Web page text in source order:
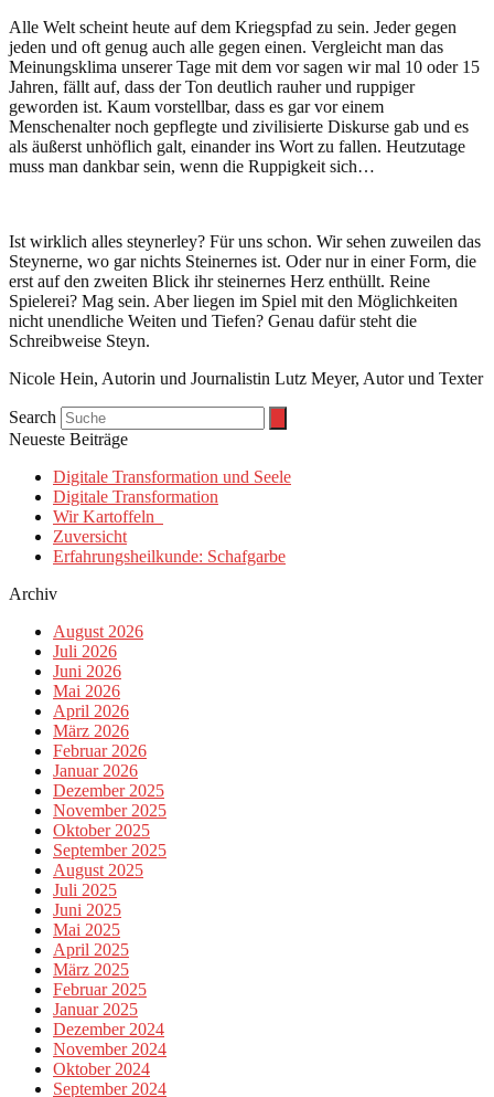
Alle Welt scheint heute auf dem Kriegspfad zu sein. Jeder gegen
jeden und oft genug auch alle gegen einen. Vergleicht man das
Meinungsklima unserer Tage mit dem vor sagen wir mal 10 oder 15
Jahren, fällt auf, dass der Ton deutlich rauher und ruppiger
geworden ist. Kaum vorstellbar, dass es gar vor einem
Menschenalter noch gepflegte und zivilisierte Diskurse gab und es
als äußerst unhöflich galt, einander ins Wort zu fallen. Heutzutage
muss man dankbar sein, wenn die Ruppigkeit sich…
Ist wirklich alles steynerley? Für uns schon. Wir sehen zuweilen das
Steynerne, wo gar nichts Steinernes ist. Oder nur in einer Form, die
erst auf den zweiten Blick ihr steinernes Herz enthüllt. Reine
Spielerei? Mag sein. Aber liegen im Spiel mit den Möglichkeiten
nicht unendliche Weiten und Tiefen? Genau dafür steht die
Schreibweise Steyn.
Nicole Hein, Autorin und Journalistin Lutz Meyer, Autor und Texter
Search
Neueste Beiträge
Digitale Transformation und Seele
Digitale Transformation
Wir Kartoffeln
Zuversicht
Erfahrungsheilkunde: Schafgarbe
Archiv
August 2026
Juli 2026
Juni 2026
Mai 2026
April 2026
März 2026
Februar 2026
Januar 2026
Dezember 2025
November 2025
Oktober 2025
September 2025
August 2025
Juli 2025
Juni 2025
Mai 2025
April 2025
März 2025
Februar 2025
Januar 2025
Dezember 2024
November 2024
Oktober 2024
September 2024